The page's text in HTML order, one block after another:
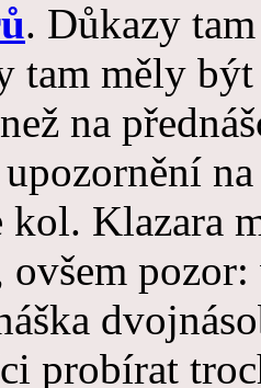
. Důkazy
tam měly
na
kol. Klazara
ovšem
probírat